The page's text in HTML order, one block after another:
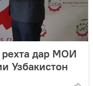
рехта дар МОИ
Узбакистон